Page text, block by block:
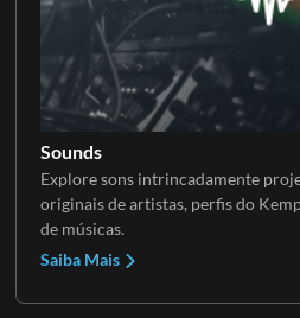
Sounds
Explore sons intrincadamente
originais de artistas, perfis do
de músicas.
Saiba Mais